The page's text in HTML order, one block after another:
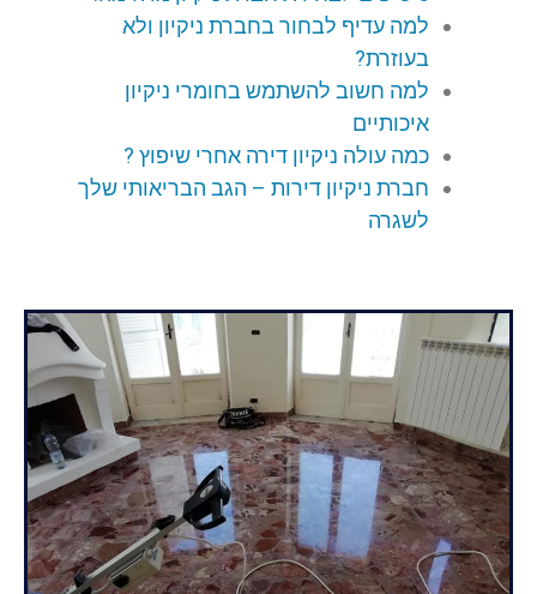
למה עדיף לבחור בחברת ניקיון ולא
בעוזרת?
למה חשוב להשתמש בחומרי ניקיון
איכותיים
כמה עולה ניקיון דירה אחרי שיפוץ ?
חברת ניקיון דירות – הגב הבריאותי שלך
לשגרה